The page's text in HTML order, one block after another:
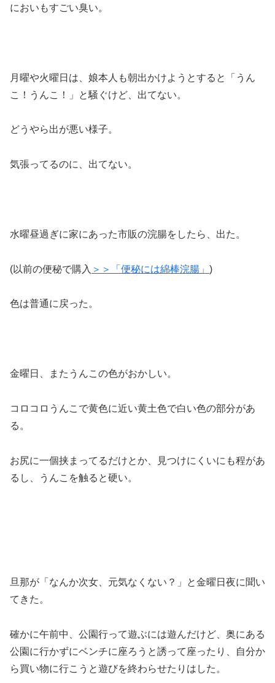
においもすごい臭い。
月曜や火曜日は、娘本人も朝出かけようとすると「うん
こ！うんこ！」と騒ぐけど、出てない。
どうやら出が悪い様子。
気張ってるのに、出てない。
水曜昼過ぎに家にあった市販の浣腸をしたら、出た。
(以前の便秘で購入 ＞＞「便秘には綿棒浣腸」 )
色は普通に戻った。
金曜日、またうんこの色がおかしい。
コロコロうんこで黄色に近い黄土色で白い色の部分があ
る。
お尻に一個挟まってるだけとか、見つけにくいにも程があ
るし、うんこを触ると硬い。
旦那が「なんか次女、元気なくない？」と金曜日夜に聞い
てきた。
確かに午前中、公園行って遊ぶには遊んだけど、奥にある
公園に行かずにベンチに座ろうと誘って座ったり、自分か
ら買い物に行こうと遊びを終わらせたりはした。